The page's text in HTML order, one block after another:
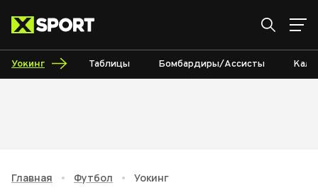
Уокинг Таблицы Бомбардиры/Ассисты
Главная • Футбол • Уокинг